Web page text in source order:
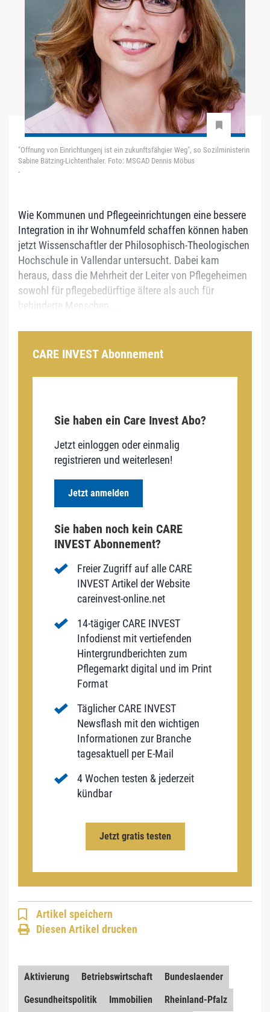
"Offnung von Einrichtungenj ist ein zukunftsfähgier Weg", so Sozilministerin
Sabine Bätzing-Lichtenthaler. Foto: MSGAD Dennis Möbus
-
Wie Kommunen und Pflegeeinrichtungen eine bessere
Integration in ihr Wohnumfeld schaffen können haben
jetzt Wissenschaftler der Philosophisch-Theologischen
Hochschule in Vallendar untersucht. Dabei kam
heraus, dass die Mehrheit der Leiter von Pflegeheimen
sowohl für pflegebedürftige ältere als auch für
behinderte Menschen...
CARE INVEST Abonnement
Sie haben ein Care Invest Abo?
Jetzt einloggen oder einmalig
registrieren und weiterlesen!
Jetzt anmelden
Sie haben noch kein CARE
INVEST Abonnement?
Freier Zugriff auf alle CARE
INVEST Artikel der Website
careinvest-online.net
14-tägiger CARE INVEST
Infodienst mit vertiefenden
Hintergrundberichten zum
Pflegemarkt digital und im Print
Format
Täglicher CARE INVEST
Newsflash mit den wichtigen
Informationen zur Branche
tagesaktuell per E-Mail
4 Wochen testen & jederzeit
kündbar
Jetzt gratis testen
Artikel speichern
Diesen Artikel drucken
Aktivierung Betriebswirtschaft
Bundeslaender
Gesundheitspolitik
Immobilien Rheinland-Pfalz